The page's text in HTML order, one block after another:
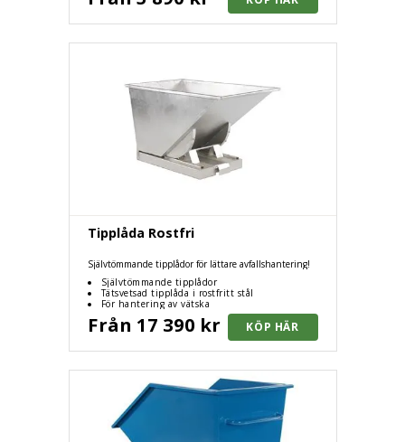
Tipplåda Rostfri
Självtömmande tipplådor för lättare avfallshantering!
Självtömmande tipplådor
Tätsvetsad tipplåda i rostfritt stål
För hantering av vätska
Från 17 390 kr